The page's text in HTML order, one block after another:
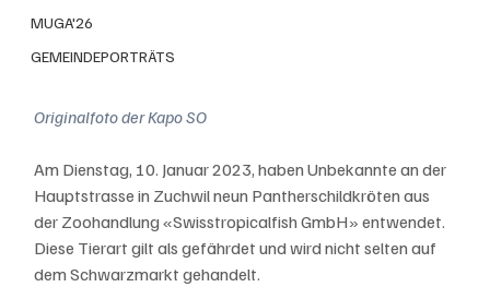
MUGA'26
GEMEINDEPORTRÄTS
Originalfoto der Kapo SO
Am Dienstag, 10. Januar 2023, haben Unbekannte an der
Hauptstrasse in Zuchwil neun Pantherschildkröten aus
der Zoohandlung «Swisstropicalfish GmbH» entwendet.
Diese Tierart gilt als gefährdet und wird nicht selten auf
dem Schwarzmarkt gehandelt.